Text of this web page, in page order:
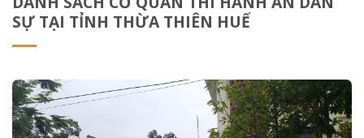
SỰ TẠI TỈNH THỪA THIÊN HUẾ